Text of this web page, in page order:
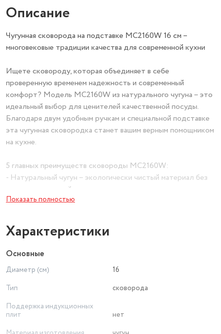
Описание
Чугунная сковорода на подставке MC2160W 16 см –
многовековые традиции качества для современной кухни
Ищете сковороду, которая объединяет в себе
проверенную временем надежность и современный
комфорт? Модель MC2160W из натурального чугуна – это
идеальный выбор для ценителей качественной посуды.
Благодаря двум удобным ручкам и специальной подставке
эта чугунная сковородка станет вашим верным помощником
на кухне.
5 главных преимуществ сковороды MC2160W:
- Натуральный чугун – экологически чистый материал без
вредных покрытий
- Равномерный нагрев – отличная теплоемкость
- Удобство использования – две ручки для комфортного
перемещения
- Защитная подставка – предотвращает повреждение
- Универсальность – подходит для всех типов плит,
включая индукционные
Технические характеристики:
- Диаметр: 16 см (идеально для порционных блюд)
- Материал: высококачественный чугун
Показать полностью
Характеристики
Основные
Диаметр (см)
16
Тип
сковорода
Поддержка индукционных
плит
нет